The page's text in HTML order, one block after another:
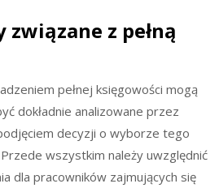
związane z pełną
pełnej księgowości mogą
dokładnie analizowane przez
decyzji o wyborze tego
wszystkim należy uwzględnić
dla pracowników zajmujących się